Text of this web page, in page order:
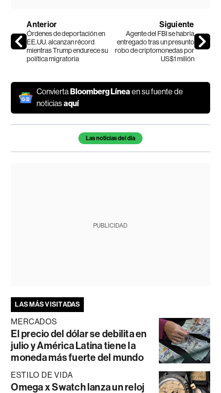
Anterior
Órdenes de deportación en
EE.UU. alcanzan récord
mientras Trump endurece su
política migratoria
Siguiente
Agente del FBI se habría
entregado tras un presunto
robo de criptomonedas por
US$1 millón
ConviertaBloomberg Líneaen su fuente de
noticiasaquí
Temas de este artículoLas noticias del día
PUBLICIDAD
LAS MÁS VISITADAS
MERCADOS
El precio del dólar se debilita en
julio y América Latina tiene la
moneda más fuerte del mundo
ESTILO DE VIDA
Omega x Swatch lanza un reloj